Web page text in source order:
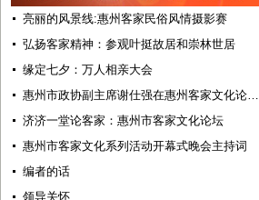
亮丽的风景线:惠州客家民俗风情摄影赛
弘扬客家精神：参观叶挺故居和崇林世居
缘定七夕：万人相亲大会
惠州市政协副主席谢仕强在惠州客家文化论…
济济一堂论客家：惠州市客家文化论坛
惠州市客家文化系列活动开幕式晚会主持词
编者的话
领导关怀